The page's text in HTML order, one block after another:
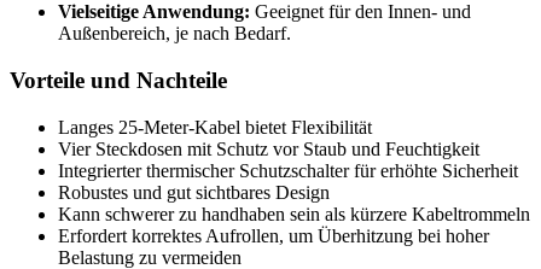
Vielseitige Anwendung: Geeignet für den Innen- und
Außenbereich, je nach Bedarf.
Vorteile und Nachteile
Langes 25-Meter-Kabel bietet Flexibilität
Vier Steckdosen mit Schutz vor Staub und Feuchtigkeit
Integrierter thermischer Schutzschalter für erhöhte Sicherheit
Robustes und gut sichtbares Design
Kann schwerer zu handhaben sein als kürzere Kabeltrommeln
Erfordert korrektes Aufrollen, um Überhitzung bei hoher
Belastung zu vermeiden